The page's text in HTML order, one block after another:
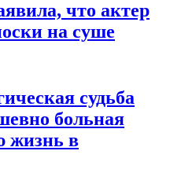
что актер
на суше
судьба
больная
жизнь в